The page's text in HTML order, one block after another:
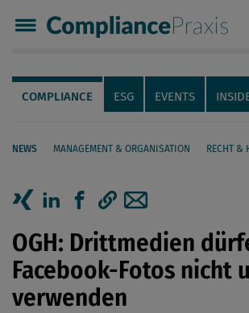
Compliance Praxis
Servicenavigation
Navigation
COMPLIANCE ESG EVENTS
NEWS MANAGEMENT & ORGANISATION RECHT &
Seiteninhalt
Artikel auf Xing teilen
Artikel auf linkedIn
Artikel auf
Artikellink
Artikel per
OGH: Drittmedien
Facebook-Fotos nicht
verwenden